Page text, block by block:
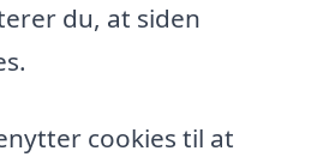
du, at siden
cookies til at